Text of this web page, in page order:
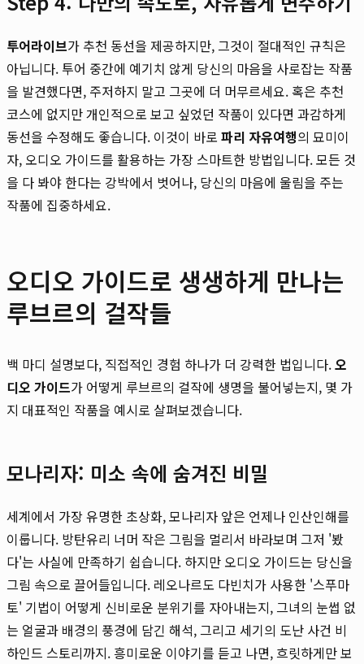
투어라이브가 추천 동선을 제공하지만, 그것이 절대적인 규칙은
아닙니다. 투어 중간에 예기치 않게 당신의 마음을 사로잡는 작품
을 발견했다면, 주저하지 말고 그곳에 더 머무르세요. 혹은 추천
코스에 없지만 개인적으로 보고 싶었던 작품이 있다면 과감하게
동선을 수정해도 좋습니다. 이것이 바로 파리 자유여행의 묘미이
자, 오디오 가이드를 활용하는 가장 스마트한 방법입니다. 모든 것
을 다 봐야 한다는 강박에서 벗어나, 당신의 마음에 울림을 주는
작품에 집중하세요.
오디오 가이드로 생생하게 만나는
루브르의 걸작들
백 마디 설명보다, 직접적인 경험 하나가 더 강력한 법입니다.오
디오 가이드가 어떻게 루브르의 걸작에 생명을 불어넣는지, 몇 가
지 대표적인 작품을 예시로 살펴보겠습니다.
모나리자: 미소 속에 숨겨진 비밀
세계에서 가장 유명한 초상화, 모나리자 앞은 언제나 인산인해를
이룹니다. 방탄유리 너머 작은 그림을 멀리서 바라보며 그저 '봤
다'는 사실에 만족하기 쉽습니다. 하지만 오디오 가이드는 당신을
그림 속으로 끌어들입니다. 레오나르도 다빈치가 사용한 '스푸마
토' 기법이 어떻게 신비로운 분위기를 자아내는지, 그녀의 눈썹 없
는 얼굴과 배경의 풍경에 담긴 해석, 그리고 세기의 도난 사건 비
하인드 스토리까지. 흥미로운 이야기를 듣고 나면, 흐릿하게만 보